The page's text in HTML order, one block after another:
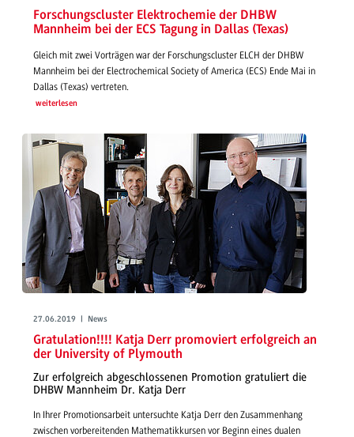
Forschungscluster Elektrochemie der DHBW
Mannheim bei der ECS Tagung in Dallas (Texas)
Gleich mit zwei Vorträgen war der Forschungscluster ELCH der DHBW
Mannheim bei der Electrochemical Society of America (ECS) Ende Mai in
Dallas (Texas) vertreten.
weiterlesen
27.06.2019 | News
Gratulation!!!! Katja Derr promoviert erfolgreich an
der University of Plymouth
Zur erfolgreich abgeschlossenen Promotion gratuliert die
DHBW Mannheim Dr. Katja Derr
In Ihrer Promotionsarbeit untersuchte Katja Derr den Zusammenhang
zwischen vorbereitenden Mathematikkursen vor Beginn eines dualen